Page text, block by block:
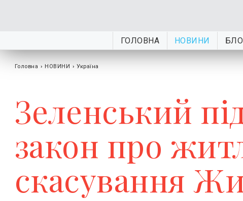
ГОЛОВНА НОВИНИ
Головна › НОВИНИ › Україна
Зеленський
закон про
скасування